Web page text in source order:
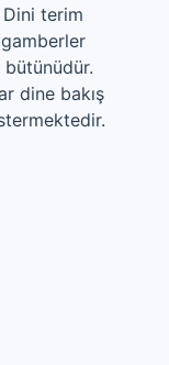
terim
bütünüdür.
dine bakış